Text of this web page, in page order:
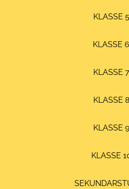
KLASSE 5
KLASSE 6
KLASSE 7
KLASSE 8
KLASSE 9
KLASSE